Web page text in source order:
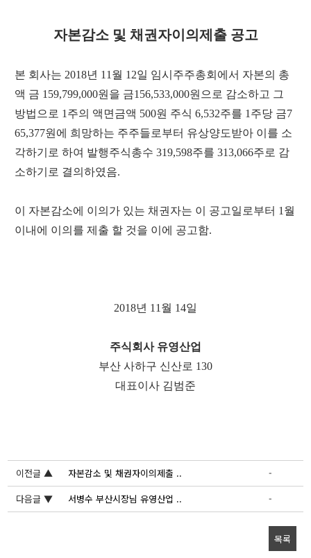
자본감소 및 채권자이의제출 공고
본 회사는 2018년 11 월 12일 임시주주총회에서 자본의 총
액 금 159,799,000원을 금156,533,000원으로 감소하고 그
방법으로 1 주의 액면금액 500원 주식6,532주를 1 주당 금7
65,377원에 희망하는 주주들로부터 유상양도받아 이를 소
각하기로 하여 발행주식총수319,598주를313,066주로 감
소하기로 결의하였음.
이 자본감소에 이의가 있는 채권자는 이 공고일로부터 1 월
이내에 이의를 제출 할 것을 이에 공고함.
2018년 11 월 14일
주식회사 유영산업
부산 사하구 신산로 130
대표이사 김범준
이전글 ▲ 자본감소 및 채권자이의제출 ..
-
다음글 ▼
서병수 부산시장님 유영산업 .. -
목록